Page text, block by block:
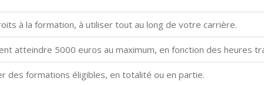
à la formation, à utiliser tout au long de votre carrière.
atteindre 5000 euros au maximum, en fonction des heures
des formations éligibles, en totalité ou en partie.